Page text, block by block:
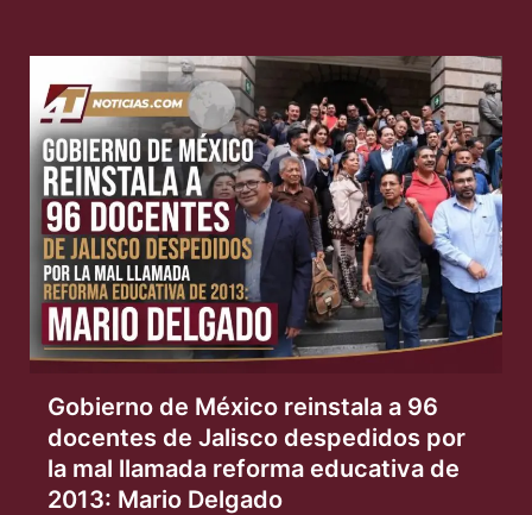
Gobierno de México reinstala a 96
docentes de Jalisco despedidos por
la mal llamada reforma educativa de
2013: Mario Delgado